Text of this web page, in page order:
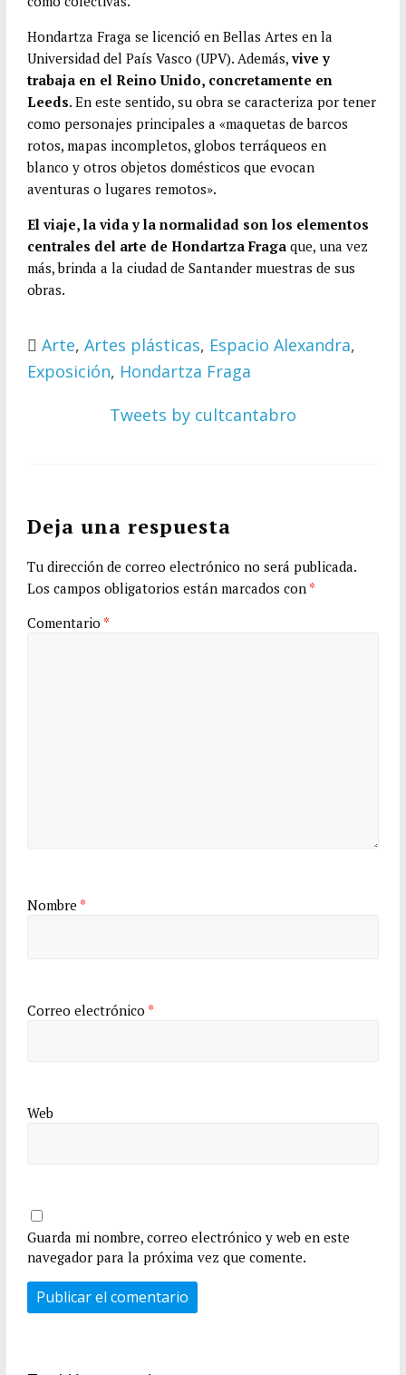
Hondartza Fraga se licenció en Bellas Artes en la
Universidad del País Vasco (UPV). Además,vive y
trabaja en el Reino Unido, concretamente en
Leeds. En este sentido, su obra se caracteriza por tener
como personajes principales a «maquetas de barcos
rotos, mapas incompletos, globos terráqueos en
blanco y otros objetos domésticos que evocan
aventuras o lugares remotos».
El viaje, la vida y la normalidad son los elementos
centrales del arte de Hondartza Fragaque, una vez
más, brinda a la ciudad de Santander muestras de sus
obras.
Arte, Artes plásticas, Espacio Alexandra,
Exposición, Hondartza Fraga
Tweets by cultcantabro
Deja una respuesta
Tu dirección de correo electrónico no será publicada.
Los campos obligatorios están marcados con *
Comentario *
Nombre *
Correo electrónico *
Web
Guarda mi nombre, correo electrónico y web en este
navegador para la próxima vez que comente.